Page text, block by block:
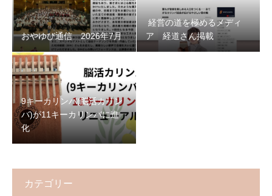
おやゆび通信 2026年7月
経営の道を極めるメディ
ア 経道さん掲載
9キーカリンバ(脳活カリン
バ)が11キーカリンバに進
化
カテゴリー